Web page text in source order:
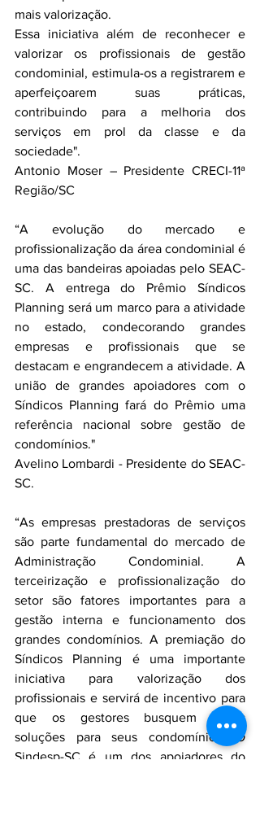
mais valorização.
Essa iniciativa além de reconhecer e
valorizar os profissionais de gestão
condominial, estimula-os a registrarem e
aperfeiçoarem suas práticas,
contribuindo para a melhoria dos
serviços em prol da classe e da
sociedade".
Antonio Moser – Presidente CRECI-11ª
Região/SC
“A evolução do mercado e
profissionalização da área condominial é
uma das bandeiras apoiadas pelo SEAC-
SC. A entrega do Prêmio Síndicos
Planning será um marco para a atividade
no estado, condecorando grandes
empresas e profissionais que se
destacam e engrandecem a atividade. A
união de grandes apoiadores com o
Síndicos Planning fará do Prêmio uma
referência nacional sobre gestão de
condomínios."
Avelino Lombardi - Presidente do SEAC-
SC.
“As empresas prestadoras de serviços
são parte fundamental do mercado de
Administração Condominial. A
terceirização e profissionalização do
setor são fatores importantes para a
gestão interna e funcionamento dos
grandes condomínios. A premiação do
Síndicos Planning é uma importante
iniciativa para valorização dos
profissionais e servirá de incentivo para
que os gestores busquem novas
soluções para seus condomínios. O
Sindesp-SC é um dos apoiadores do